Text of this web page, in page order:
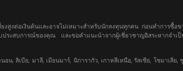
งสูงต่อเงินต้นและอาจไม่เหมาะสำหรับนักลงทุนทุกคน ก่อนทำการซื้อ
ประสบการณ์ของคุณ และขอคำแนะนำจากผู้เชี่ยวชาญอิสระหากจำ
น, ลิเบีย, มาลี, เมียนมาร์, นิการากัว, เกาหลีเหนือ, รัสเซีย, โซมาเลีย,